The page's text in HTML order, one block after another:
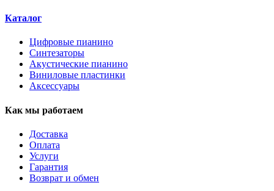
Каталог
Цифровые пианино
Синтезаторы
Акустические пианино
Виниловые пластинки
Аксессуары
Как мы работаем
Доставка
Оплата
Услуги
Гарантия
Возврат и обмен